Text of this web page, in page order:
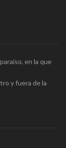
en la que
y fuera de la